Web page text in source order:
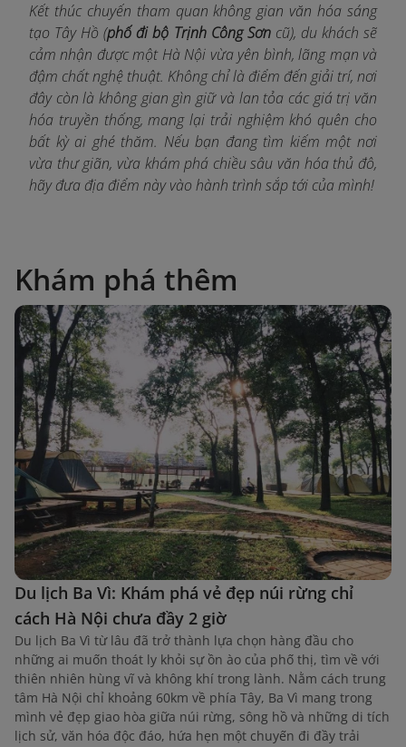
Kết thúc chuyến tham quan không gian văn hóa sáng
tạo Tây Hồ (phố đi bộ Trịnh Công Sơncũ), du khách sẽ
cảm nhận được một Hà Nội vừa yên bình, lãng mạn và
đậm chất nghệ thuật. Không chỉ là điểm đến giải trí, nơi
đây còn là không gian gìn giữ và lan tỏa các giá trị văn
hóa truyền thống, mang lại trải nghiệm khó quên cho
bất kỳ ai ghé thăm. Nếu bạn đang tìm kiếm một nơi
vừa thư giãn, vừa khám phá chiều sâu văn hóa thủ đô,
hãy đưa địa điểm này vào hành trình sắp tới của mình!
Khám phá thêm
Du lịch Ba Vì: Khám phá vẻ đẹp núi rừng chỉ
cách Hà Nội chưa đầy 2 giờ
Du lịch Ba Vì từ lâu đã trở thành lựa chọn hàng đầu cho
những ai muốn thoát ly khỏi sự ồn ào của phố thị, tìm về với
thiên nhiên hùng vĩ và không khí trong lành. Nằm cách trung
tâm Hà Nội chỉ khoảng 60km về phía Tây, Ba Vì mang trong
mình vẻ đẹp giao hòa giữa núi rừng, sông hồ và những di tích
lịch sử, văn hóa độc đáo, hứa hẹn một chuyến đi đầy trải